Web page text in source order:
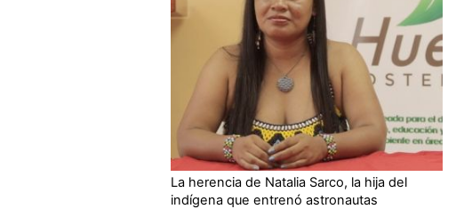
La herencia de Natalia Sarco, la hija del
indígena que entrenó astronautas